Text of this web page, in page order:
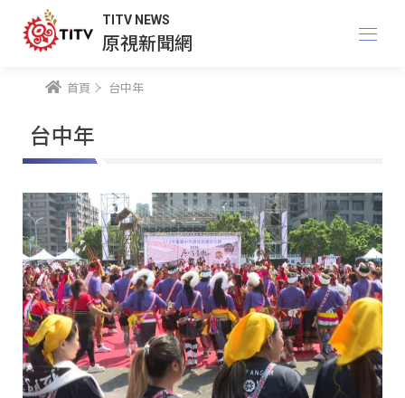
TITV NEWS
原視新聞網
首頁 台中年
台中年